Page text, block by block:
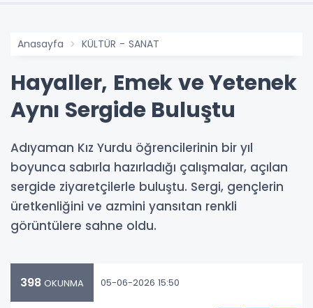
Anasayfa KÜLTÜR - SANAT
Hayaller, Emek ve Yetenek
Aynı Sergide Buluştu
Adıyaman Kız Yurdu öğrencilerinin bir yıl
boyunca sabırla hazırladığı çalışmalar, açılan
sergide ziyaretçilerle buluştu. Sergi, gençlerin
üretkenliğini ve azmini yansıtan renkli
görüntülere sahne oldu.
398 OKUNMA 05-06-2026 15:50